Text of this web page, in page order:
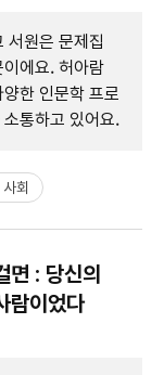
서원은 문제집
에요. 허아람
한 인문학 프로
통하고 있어요.
회
면 : 당신의
람이었다